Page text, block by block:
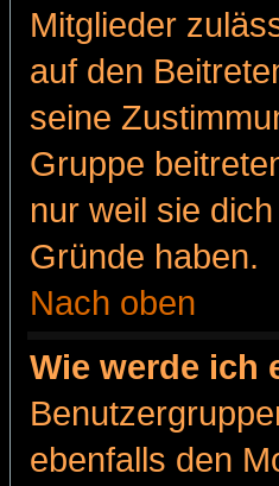
Mitglieder
auf den
seine
Gruppe
nur weil sie
Gründe haben.
Nach oben
Wie werde ich
ebenfalls den